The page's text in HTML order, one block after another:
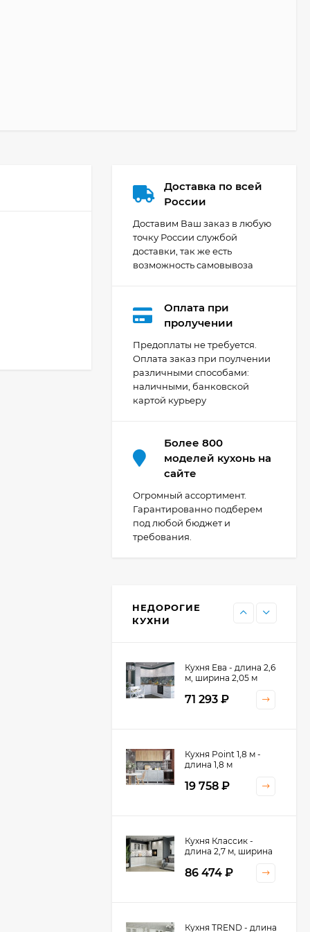
Доставка по всей
России
Доставим Ваш заказ в любую
точку России службой
доставки, так же есть
возможность самовывоза
Оплата при
пролучении
Предоплаты не требуется.
Оплата заказ при поулчении
различными способами:
наличными, банковской
картой курьеру
Более 800
моделей кухонь на
сайте
Огромный ассортимент.
Гарантированно подберем
под любой бюджет и
требования.
НЕДОРОГИЕ
КУХНИ
Кухня Мишель -
длина 4,2 м
69 303₽
Кухня Принцесса -
44 091
Кухня Point 1,2 м -
13 655₽
11 476
Кухня Ева - длина 2,6
м, ширина 2,05 м
71 293 ₽
Кухня Point 1,8 м -
длина 1,8 м
19 758 ₽
Кухня Классик -
длина 2,7 м, ширина
86 474 ₽
Кухня TREND - длина
Кухня Принцесса -
длина 2,4 м
38 767₽
Кухня Оптима - длина
2,8 м, ширина 1,4 м
52 197₽
Кухня Камелия -